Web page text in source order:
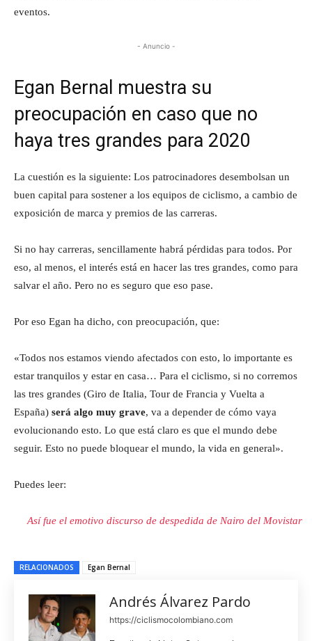
eventos.
- Anuncio -
Egan Bernal muestra su
preocupación en caso que no
haya tres grandes para 2020
La cuestión es la siguiente: Los patrocinadores desembolsan un
buen capital para sostener a los equipos de ciclismo, a cambio de
exposición de marca y premios de las carreras.
Si no hay carreras, sencillamente habrá pérdidas para todos. Por
eso, al menos, el interés está en hacer las tres grandes, como para
salvar el año. Pero no es seguro que eso pase.
Por eso Egan ha dicho, con preocupación, que:
«Todos nos estamos viendo afectados con esto, lo importante es
estar tranquilos y estar en casa… Para el ciclismo, si no corremos
las tres grandes (Giro de Italia, Tour de Francia y Vuelta a
España) será algo muy grave, va a depender de cómo vaya
evolucionando esto. Lo que está claro es que el mundo debe
seguir. Esto no puede bloquear el mundo, la vida en general».
Puedes leer:
Así fue el emotivo discurso de despedida de Nairo del Movistar
RELACIONADOS Egan Bernal
Andrés Álvarez Pardo
https://ciclismocolombiano.com